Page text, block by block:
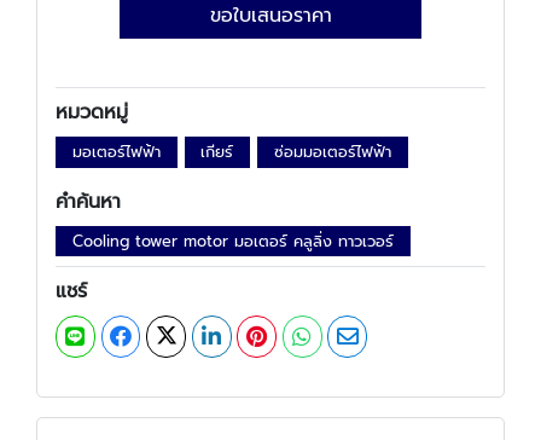
ขอใบเสนอราคา
หมวดหมู่
มอเตอร์ไฟฟ้า เกียร์ ซ่อมมอเตอร์ไฟฟ้า
คำค้นหา
Cooling tower motor มอเตอร์ คลูลิ่ง ทาวเวอร์
แชร์